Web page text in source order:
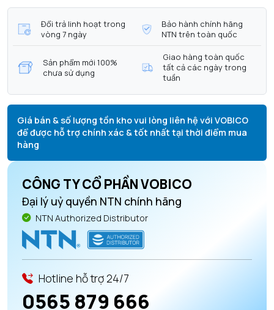
Đổi trả linh hoạt trong
vòng 7 ngày
Bảo hành chính hãng
NTN trên toàn quốc
Sản phẩm mới 100%
chưa sử dụng
Giao hàng toàn quốc
tất cả các ngày trong
tuần
Giá bán & số lượng tồn kho vui lòng liên hệ với VOBICO
để được hỗ trợ chính xác & tốt nhất tại thời điểm mua
hàng
CÔNG TY CỔ PHẦN VOBICO
Đại lý uỷ quyền NTN chính hãng
NTN Authorized Distributor
Hotline hỗ trợ 24/7
0565 879 666